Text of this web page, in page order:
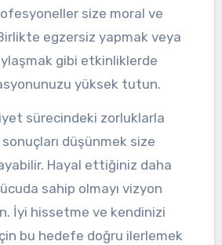
size moral ve
egzersiz yapmak veya
gibi etkinliklerde
yüksek tutun.
sürecindeki zorluklarla
sonuçları düşünmek size
Hayal ettiğiniz daha
sahip olmayı vizyon
İyi hissetme ve kendinizi
bu hedefe doğru ilerlemek